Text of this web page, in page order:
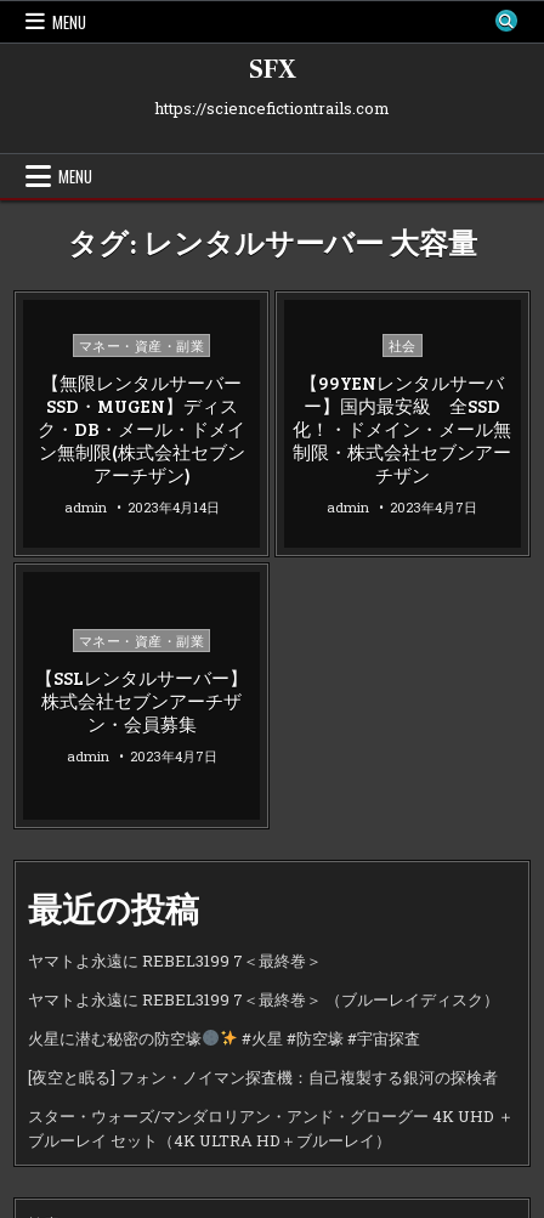
Skip
MENU
SFX
https://sciencefictiontrails.com
MENU
タグ: レンタルサーバー 大容量
Posted
マネー・資産・副業
【無限レンタルサーバー
SSD・MUGEN】ディス
ク・DB・メール・ドメイ
ン無制限(株式会社セブン
アーチザン)
admin 2023年4月14日
Posted
社会
【99YENレンタルサーバ
ー】国内最安級 全SSD
化！・ドメイン・メール無
制限・株式会社セブンアー
チザン
admin 2023年4月7日
Posted
マネー・資産・副業
【SSLレンタルサーバー】
株式会社セブンアーチザ
ン・会員募集
admin 2023年4月7日
最近の投稿
ヤマトよ永遠に REBEL3199 7＜最終巻＞
ヤマトよ永遠に REBEL3199 7＜最終巻＞ （ブルーレイディスク）
火星に潜む秘密の防空壕
#火星 #防空壕 #宇宙探査
[夜空と眠る] フォン・ノイマン探査機：自己複製する銀河の探検者
スター・ウォーズ/マンダロリアン・アンド・グローグー 4K UHD ＋
ブルーレイ セット（4K ULTRA HD＋ブルーレイ）